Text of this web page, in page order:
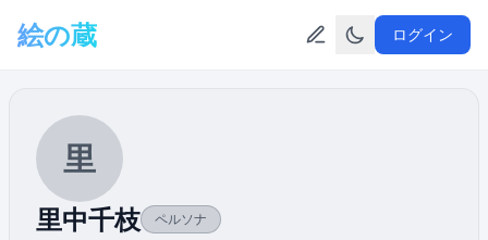
絵の蔵 ログイン
里
里中千枝 ペルソナ